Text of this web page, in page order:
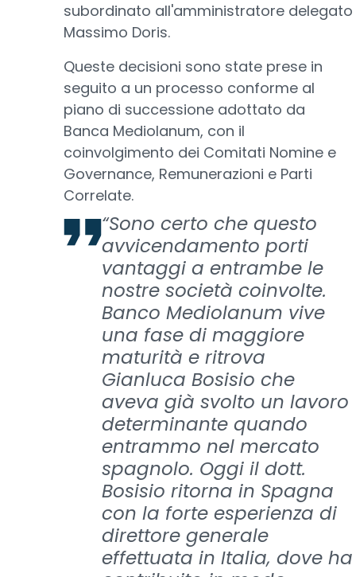
subordinato all'amministratore delegato
Massimo Doris.
Queste decisioni sono state prese in
seguito a un processo conforme al
piano di successione adottato da
Banca Mediolanum, con il
coinvolgimento dei Comitati Nomine e
Governance, Remunerazioni e Parti
Correlate.
“Sono certo che questo
avvicendamento porti
vantaggi a entrambe le
nostre società coinvolte.
Banco Mediolanum vive
una fase di maggiore
maturità e ritrova
Gianluca Bosisio che
aveva già svolto un lavoro
determinante quando
entrammo nel mercato
spagnolo. Oggi il dott.
Bosisio ritorna in Spagna
con la forte esperienza di
direttore generale
effettuata in Italia, dove ha